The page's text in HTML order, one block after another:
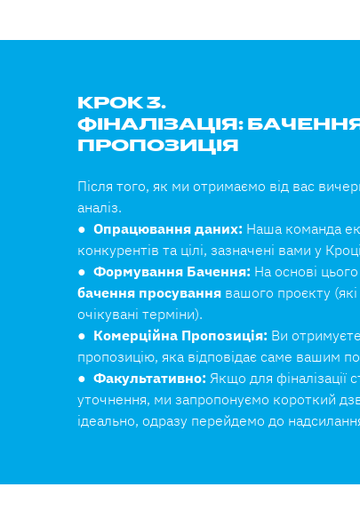
КРОК 3.
ФІНАЛІЗАЦІЯ:
ПРОПОЗИЦІЯ
Після того, як ми отримаємо від вас
аналіз.
● Опрацювання даних: Наша команда
конкурентів та цілі, зазначені вами у
● Формування Бачення: На основі
бачення просування вашого проєкту (які
очікувані терміни).
● Комерційна Пропозиція: Ви отримуєте
пропозицію, яка відповідає саме вашим
● Факультативно: Якщо для фіналізації
уточнення, ми запропонуємо короткий
ідеально, одразу перейдемо до